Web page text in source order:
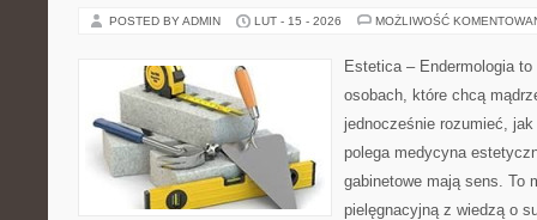
POSTED BY ADMIN LUT - 15 - 2026 MOŻLIWOŚĆ
Estetica – Endermologia
osobach, które chcą
jednocześnie rozumieć,
polega medycyna
gabinetowe mają sens. To
pielęgnacyjną z wiedzą o